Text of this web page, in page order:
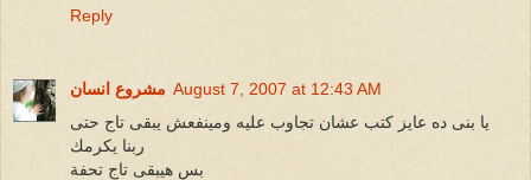
Reply
مشروع انسان August 7, 2007 at 12:43 AM
يا بنى ده عايز كتب عشان تجاوب عليه ومينفعش يبقى تاج حتى
ربنا يكرمك
بس هيبقى تاج تحفة